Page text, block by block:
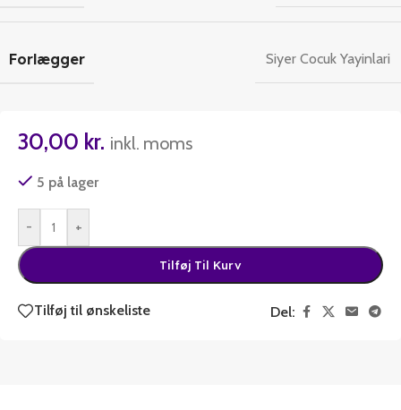
Forlægger Siyer Cocuk Yayinlari
30,00 kr. inkl. moms
5 på lager
- +
Tilføj Til Kurv
Tilføj til ønskeliste Del: